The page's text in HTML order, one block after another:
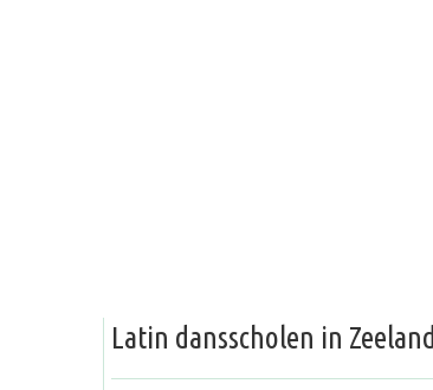
Latin dansscholen in Zeeland